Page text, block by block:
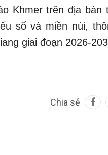
Khmer trên địa bàn
số và miền núi,
giai đoạn 2026-
Chia sẻ